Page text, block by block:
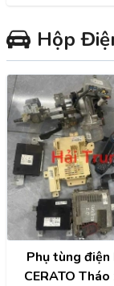
Hộp
Phụ tùng điện
CERATO